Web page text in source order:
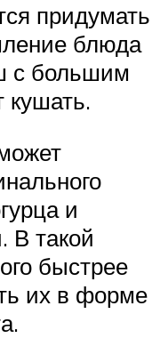
придумать
блюда
с большим
кушать.
и
В такой
быстрее
их в форме